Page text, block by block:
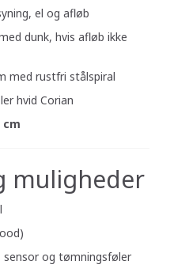
el og afløb
dunk, hvis afløb ikke
med rustfri stålspiral
hvid Corian
cm
muligheder
sensor og tømningsføler